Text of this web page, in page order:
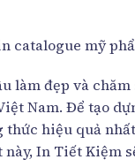
làm đẹp và
Nam. Để tạo
thức hiệu quả
In Tiết Kiệm